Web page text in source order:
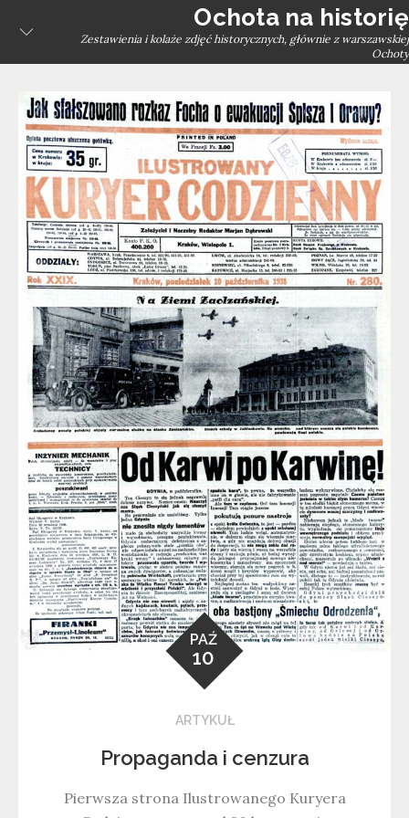
Ochota na historię
Zestawienia i kolaże zdjęć historycznych, głównie z warszawskiej
Ochoty
PAŹ
10
ARTYKUŁ
Propaganda i cenzura
Pierwsza strona Ilustrowanego Kuryera